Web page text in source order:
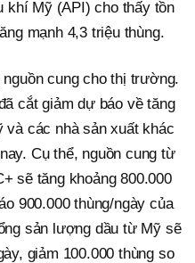
khí Mỹ (API) cho thấy tồn
mạnh 4,3 triệu thùng.
cung cho thị trường.
cắt giảm dự báo về tăng
các nhà sản xuất khác
Cụ thể, nguồn cung từ
sẽ tăng khoảng 800.000
900.000 thùng/ngày của
sản lượng dầu từ Mỹ sẽ
giảm 100.000 thùng so